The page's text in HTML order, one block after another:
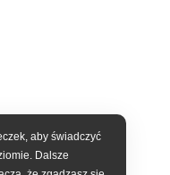
aby świadczyć
Dalsze